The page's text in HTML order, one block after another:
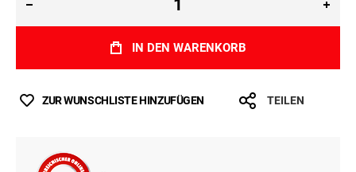
IN DEN WARENKORB
ZUR WUNSCHLISTE HINZUFÜGEN TEILEN